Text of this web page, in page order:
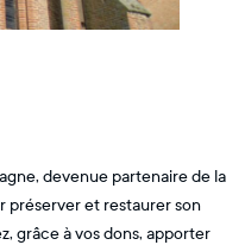
devenue partenaire de la
préserver et restaurer son
grâce à vos dons, apporter